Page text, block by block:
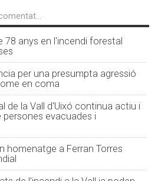
78 anys en l'incendi forestal
per una presumpta agressió
en coma
de la Vall d'Uixó continua actiu i
persones evacuades i
homenatge a Ferran Torres